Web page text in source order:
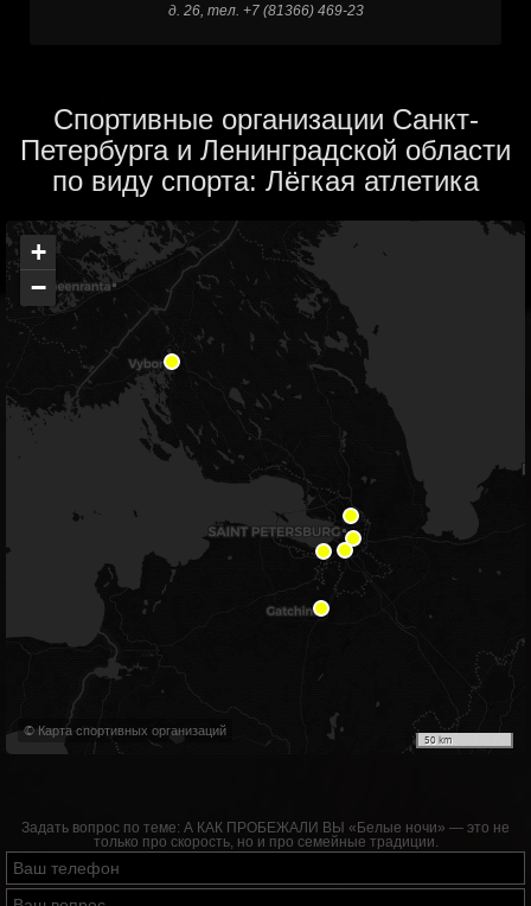
д. 26, тел. +7 (81366) 469-23
Спортивные организации Санкт-
Петербурга и Ленинградской области
по виду спорта: Лёгкая атлетика
+
−
© Карта спортивных организаций
50 km
Задать вопрос по теме: А КАК ПРОБЕЖАЛИ ВЫ «Белые ночи» — это не
только про скорость, но и про семейные традиции.